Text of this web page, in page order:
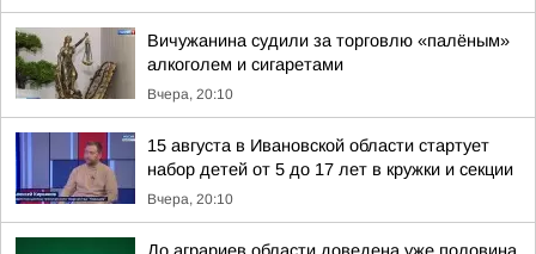
Вичужанина судили за торговлю «палёным»
алкоголем и сигаретами
Вчера, 20:10
15 августа в Ивановской области стартует
набор детей от 5 до 17 лет в кружки и секции
Вчера, 20:10